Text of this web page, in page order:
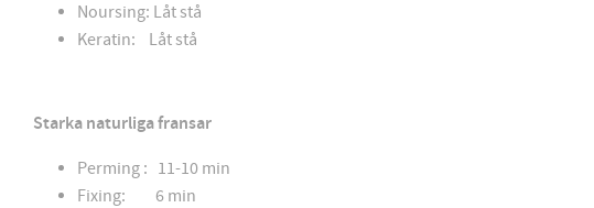
Noursing: Låt stå
Keratin: Låt stå
Starka naturliga fransar
Perming : 11-10 min
Fixing: 6 min